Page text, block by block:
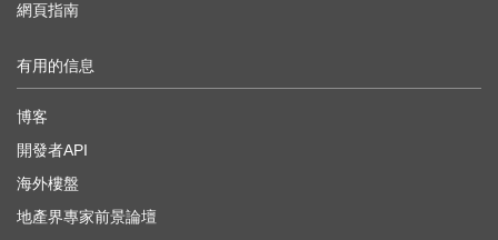
網頁指南
有用的信息
博客
開發者API
海外樓盤
地產界專家前景論壇